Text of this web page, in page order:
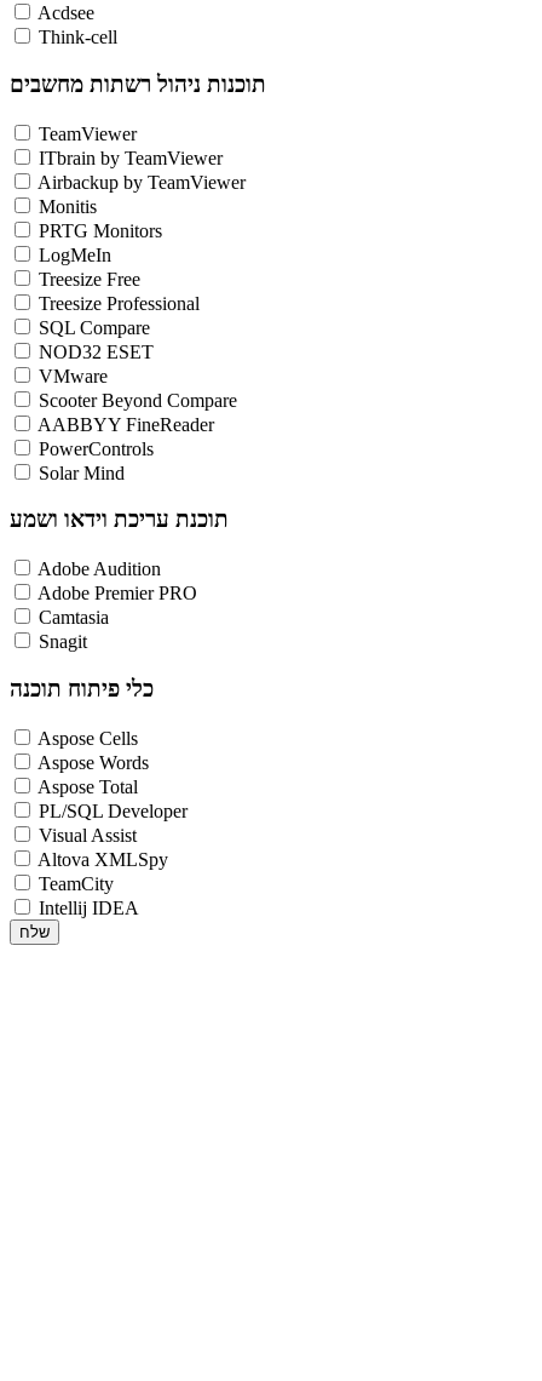
Acdsee
Think-cell
תוכנות ניהול רשתות מחשבים
TeamViewer
ITbrain by TeamViewer
Airbackup by TeamViewer
Monitis
PRTG Monitors
LogMeIn
Treesize Free
Treesize Professional
SQL Compare
NOD32 ESET
VMware
Scooter Beyond Compare
AABBYY FineReader
PowerControls
Solar Mind
תוכנת עריכת וידאו ושמע
Adobe Audition
Adobe Premier PRO
Camtasia
Snagit
כלי פיתוח תוכנה
Aspose Cells
Aspose Words
Aspose Total
PL/SQL Developer
Visual Assist
Altova XMLSpy
TeamCity
Intellij IDEA